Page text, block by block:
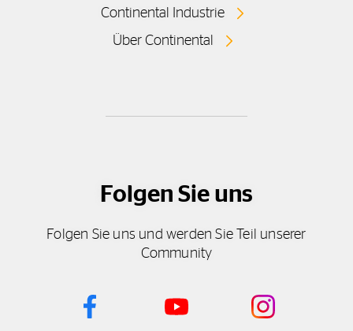
Continental Industrie
Über Continental
Folgen Sie uns
Folgen Sie uns und werden Sie Teil unserer
Community